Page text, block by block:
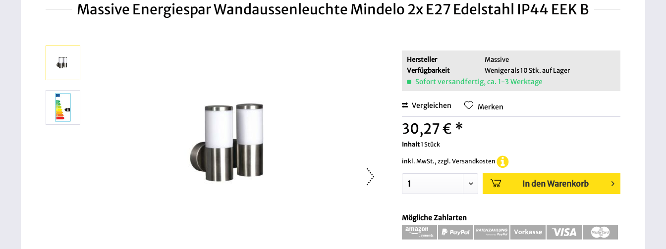
Massive Energiespar Wandaussenleuchte Mindelo 2x E27 Edelstahl IP44 EEK B
Hersteller
Massive
Verfügbarkeit
Weniger als 10 Stk. auf Lager
Sofort versandfertig, ca. 1-3 Werktage
Vergleichen Merken
30,27 € *
Inhalt1 Stück
inkl. MwSt., zzgl. Versandkosten
In den Warenkorb
Mögliche Zahlarten